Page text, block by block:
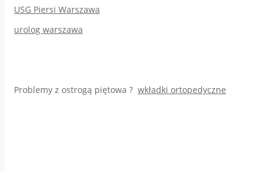
USG Piersi Warszawa
urolog warszawa
Problemy z ostrogą piętowa ? wkładki ortopedyczne